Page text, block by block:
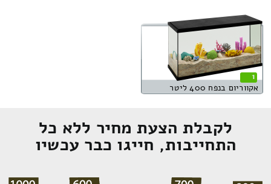
1
אקווריום בנפח 400 ליטר
לקבלת הצעת מחיר ללא כל
התחייבות, חייגו כבר עכשיו